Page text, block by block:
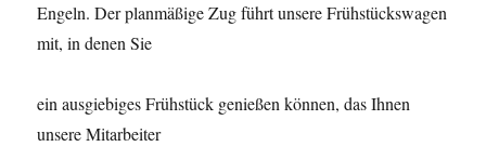
Engeln. Der planmäßige Zug führt unsere Frühstückswagen
mit, in denen Sie
ein ausgiebiges Frühstück genießen können, das Ihnen
unsere Mitarbeiter